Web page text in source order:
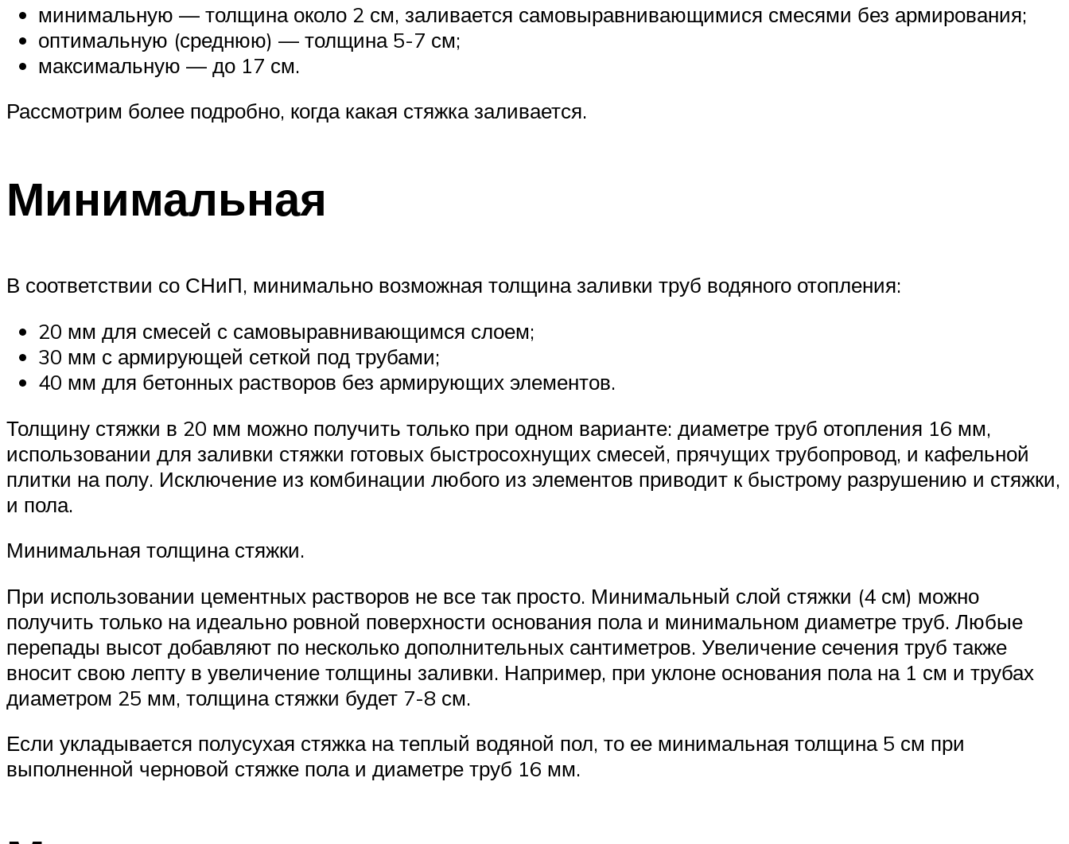
минимальную — толщина около 2 см, заливается самовыравнивающимися смесями без армирования;
оптимальную (среднюю) — толщина 5-7 см;
максимальную — до 17 см.
Рассмотрим более подробно, когда какая стяжка заливается.
Минимальная
В соответствии со СНиП, минимально возможная толщина заливки труб водяного отопления:
20 мм для смесей с самовыравнивающимся слоем;
30 мм с армирующей сеткой под трубами;
40 мм для бетонных растворов без армирующих элементов.
Толщину стяжки в 20 мм можно получить только при одном варианте: диаметре труб отопления 16 мм,
использовании для заливки стяжки готовых быстросохнущих смесей, прячущих трубопровод, и кафельной
плитки на полу. Исключение из комбинации любого из элементов приводит к быстрому разрушению и стяжки,
и пола.
Минимальная толщина стяжки.
При использовании цементных растворов не все так просто. Минимальный слой стяжки (4 см) можно
получить только на идеально ровной поверхности основания пола и минимальном диаметре труб. Любые
перепады высот добавляют по несколько дополнительных сантиметров. Увеличение сечения труб также
вносит свою лепту в увеличение толщины заливки. Например, при уклоне основания пола на 1 см и трубах
диаметром 25 мм, толщина стяжки будет 7-8 см.
Если укладывается полусухая стяжка на теплый водяной пол, то ее минимальная толщина 5 см при
выполненной черновой стяжке пола и диаметре труб 16 мм.